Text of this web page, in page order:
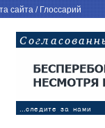
сайта/Глоссарий